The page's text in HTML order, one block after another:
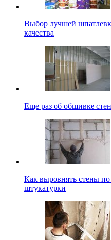
Выбор лучшей
качества
Еще раз об обшивке
Как выровнять стены
штукатурки